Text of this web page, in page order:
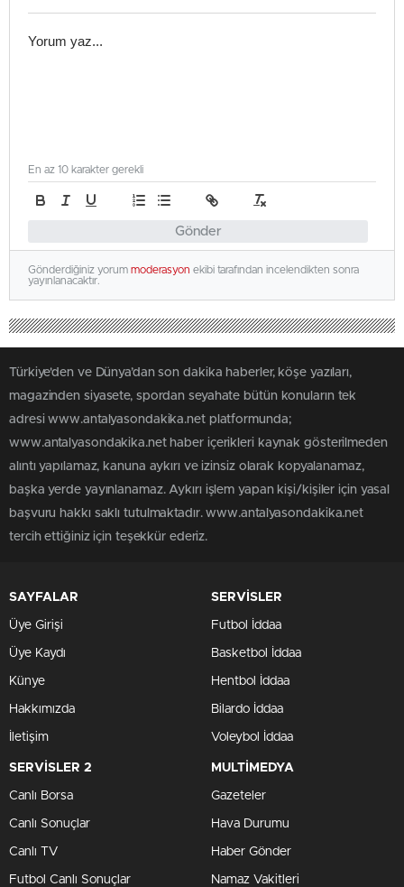
Gönder
En az 10 karakter gerekli
Gönderdiğiniz yorum moderasyon ekibi tarafından incelendikten sonra
yayınlanacaktır.
Türkiye'den ve Dünya’dan son dakika haberler, köşe yazıları,
magazinden siyasete, spordan seyahate bütün konuların tek
adresi www.antalyasondakika.net platformunda;
www.antalyasondakika.net haber içerikleri kaynak gösterilmeden
alıntı yapılamaz, kanuna aykırı ve izinsiz olarak kopyalanamaz,
başka yerde yayınlanamaz. Aykırı işlem yapan kişi/kişiler için yasal
başvuru hakkı saklı tutulmaktadır. www.antalyasondakika.net
tercih ettiğiniz için teşekkür ederiz.
SAYFALAR
Üye Girişi
Üye Kaydı
Künye
Hakkımızda
İletişim
SERVİSLER
Futbol İddaa
Basketbol İddaa
Hentbol İddaa
Bilardo İddaa
Voleybol İddaa
SERVİSLER 2
Canlı Borsa
Canlı Sonuçlar
Canlı TV
Futbol Canlı Sonuçlar
MULTİMEDYA
Gazeteler
Hava Durumu
Haber Gönder
Namaz Vakitleri